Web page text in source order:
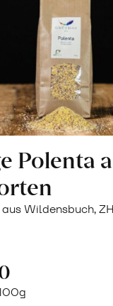
Polenta
Wildensbuch,